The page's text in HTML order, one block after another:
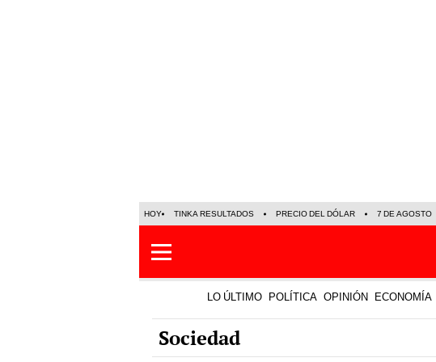
HOY TINKA RESULTADOS PRECIO DEL DÓLAR 7 DE AGOSTO
LO ÚLTIMO POLÍTICA OPINIÓN ECONOMÍA
Sociedad